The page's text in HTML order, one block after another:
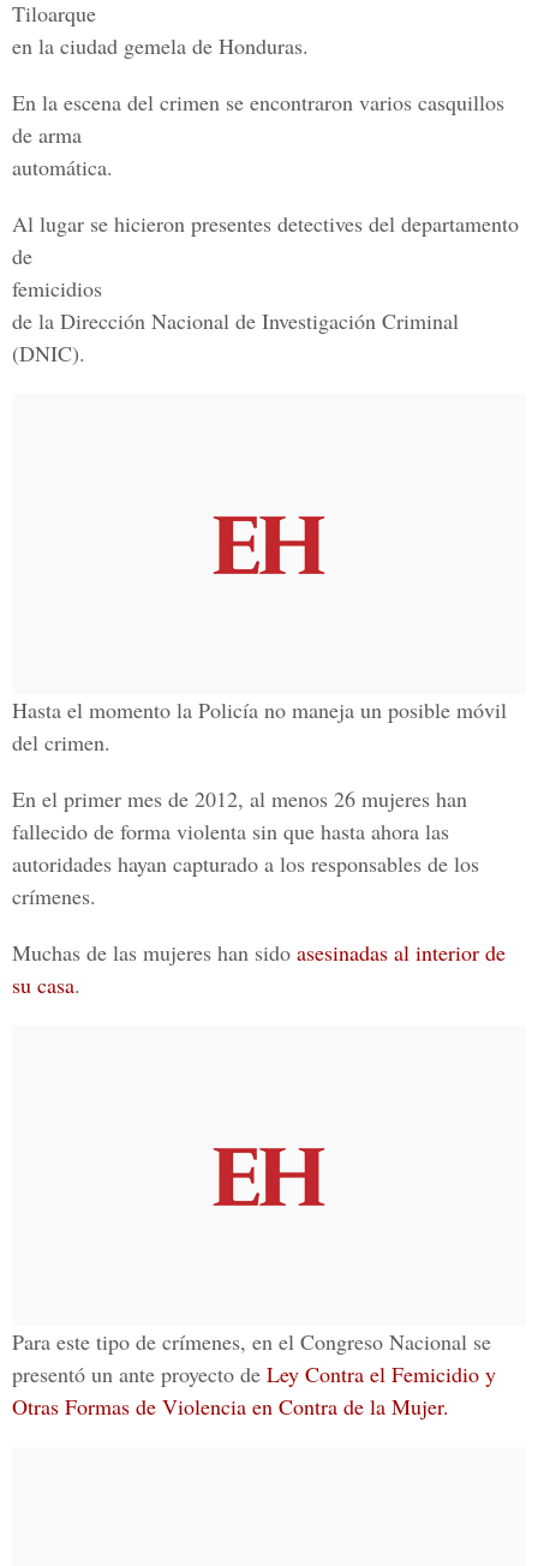
Tiloarque
en la ciudad gemela de Honduras.
En la escena del crimen se encontraron varios casquillos
de arma
automática.
Al lugar se hicieron presentes detectives del departamento
de
femicidios
de la Dirección Nacional de Investigación Criminal
(DNIC).
Hasta el momento la Policía no maneja un posible móvil
del crimen.
En el primer mes de 2012, al menos 26 mujeres han
fallecido de forma violenta sin que hasta ahora las
autoridades hayan capturado a los responsables de los
crímenes.
Muchas de las mujeres han sido asesinadas al interior de
su casa.
Para este tipo de crímenes, en el Congreso Nacional se
presentó un ante proyecto de Ley Contra el Femicidio y
Otras Formas de Violencia en Contra de la Mujer.